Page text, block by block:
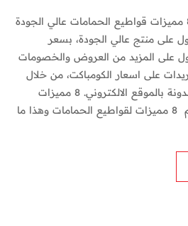
تقدم شركة توار للتوريدات 8 مميزات قواطيع الحمامات عالي الجودة
على منتج عالي الجودة، بسعر
على المزيد من العروض والخصومات
على اسعار الكومباكت، من خلال
التواصل معنا عبر ارقامنا المدونة بالموقع الالكتروني. 8 مميزات
لقواطيع الحمامات نقدم اهم 8 مميزات لقواطيع الحمامات وهذا ما